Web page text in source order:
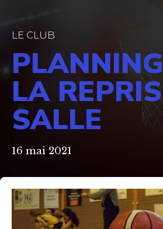
LE CLUB
LA
SALLE
16 mai 2021